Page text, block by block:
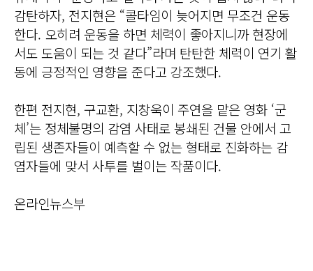
감탄하자, 전지현은 “콜타임이 늦어지면 무조건 운동
한다. 오히려 운동을 하면 체력이 좋아지니까 현장에
서도 도움이 되는 것 같다”라며 탄탄한 체력이 연기 활
동에 긍정적인 영향을 준다고 강조했다.
한편 전지현, 구교환, 지창욱이 주연을 맡은 영화 ‘군
체’는 정체불명의 감염 사태로 봉쇄된 건물 안에서 고
립된 생존자들이 예측할 수 없는 형태로 진화하는 감
염자들에 맞서 사투를 벌이는 작품이다.
온라인뉴스부